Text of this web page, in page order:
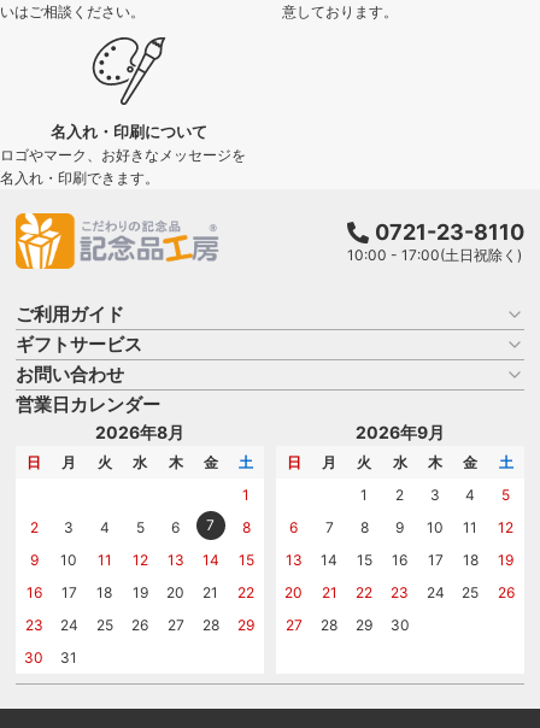
いはご相談ください。
意しております。
名入れ・印刷について
ロゴやマーク、お好きなメッセージを
名入れ・印刷できます。
0721-23-8110
10:00 - 17:00(土日祝除く)
ご利用ガイド
お買い物ガイド
よくある質問
はじめての記念品選び
記念品工房の使い方
ギフトサービス
名入れについて
のし
メッセージカード
お問い合わせ
商品選びを相談する
名入れについて相談する
カタログを請求する
営業日カレンダー
2026年8月
日 月 火 水 木 金
土
1
2
3 4 5 6 7
8
9
10 11 12 13 14
15
16
17 18 19 20 21
22
23
24 25 26 27 28
29
30
31
2026年9月
日 月 火 水 木 金
土
1
2 3 4
5
6
7 8 9 10 11
12
13
14 15 16 17 18
19
20
21 22 23 24 25
26
27
28 29 30